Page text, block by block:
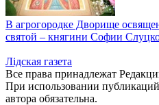
В агрогородке Дворище
святой – княгини Софии
Лiдская газета
Все права принадлежат
При использовании
автора обязательна.